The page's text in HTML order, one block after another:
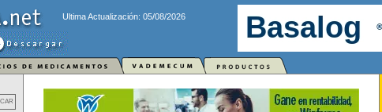
Ultima Actualización: 05/08/2026